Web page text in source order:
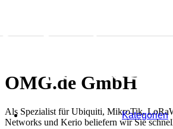
Kategorien
OMG.de GmbH
Als Spezialist für Ubiquiti, MikroTik,
Networks und Kerio beliefern wir Sie